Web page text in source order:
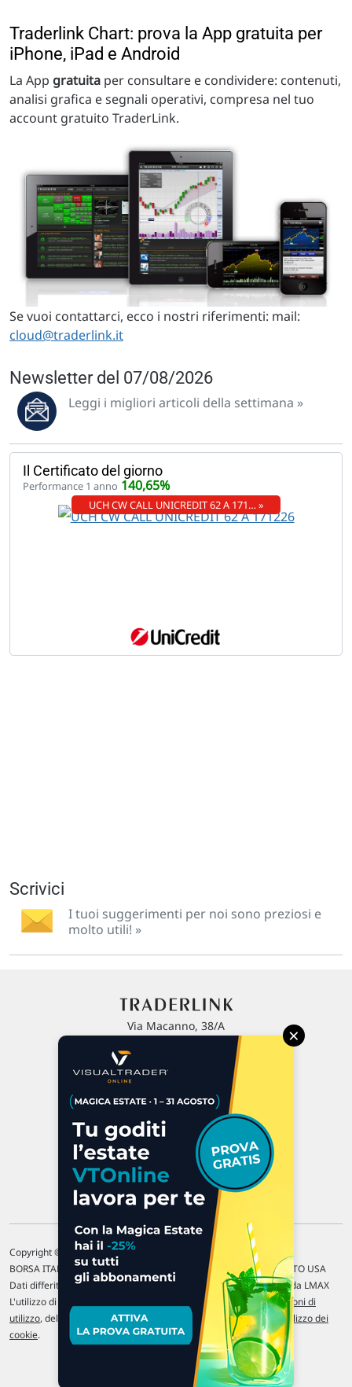
Traderlink Chart: prova la App gratuita per
iPhone, iPad e Android
La App gratuita per consultare e condividere: contenuti,
analisi grafica e segnali operativi, compresa nel tuo
account gratuito TraderLink.
Se vuoi contattarci, ecco i nostri riferimenti: mail:
cloud@traderlink.it
Newsletter del 07/08/2026
Leggi i migliori articoli della settimana »
Il Certificato del giorno
Performance 1 anno 140,65%
UCH CW CALL UNICREDIT 62 A 171… »
Scrivici
I tuoi suggerimenti per noi sono preziosi e
molto utili! »
Via Macanno, 38/A
P.IVA 02 452 460 401
Chi siamo
Commenti e segnalazioni
Contattaci
Copyright © 1996-2026 Traderlink Italia s.r.l.
BORSA ITALIANA Quotazioni di borsa differite di 15 min. / MERCATO USA
Dati differiti di 15 min. (fonte Intrinio) / FOREX Quotazioni fornite da LMAX
L'utilizzo di questo sito implica l'accettazione delle nostre Condizioni di
utilizzo, del Disclaimer MAR, delle Politiche sulla privacye dell' Utilizzo dei
cookie.
×